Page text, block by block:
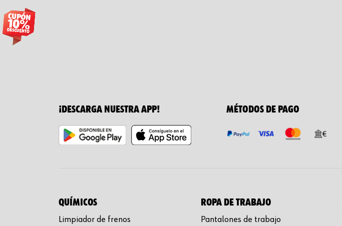
¡DESCARGA NUESTRA APP! MÉTODOS DE PAGO
QUÍMICOS
Limpiador de frenos
ROPA DE TRABAJO
Pantalones de trabajo